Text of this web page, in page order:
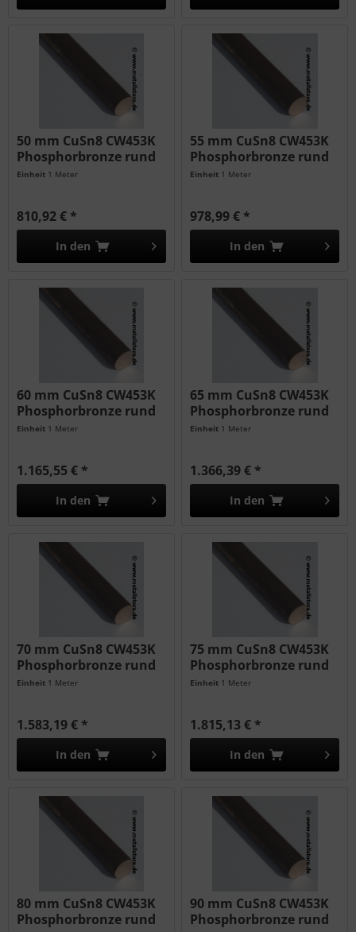
50 mm CuSn8 CW453K
Phosphorbronze rund
Einheit 1 Meter
810,92 € *
In den
55 mm CuSn8 CW453K
Phosphorbronze rund
Einheit 1 Meter
978,99 € *
In den
60 mm CuSn8 CW453K
Phosphorbronze rund
Einheit 1 Meter
1.165,55 € *
In den
65 mm CuSn8 CW453K
Phosphorbronze rund
Einheit 1 Meter
1.366,39 € *
In den
70 mm CuSn8 CW453K
Phosphorbronze rund
Einheit 1 Meter
1.583,19 € *
In den
75 mm CuSn8 CW453K
Phosphorbronze rund
Einheit 1 Meter
1.815,13 € *
In den
80 mm CuSn8 CW453K
Phosphorbronze rund
90 mm CuSn8 CW453K
Phosphorbronze rund